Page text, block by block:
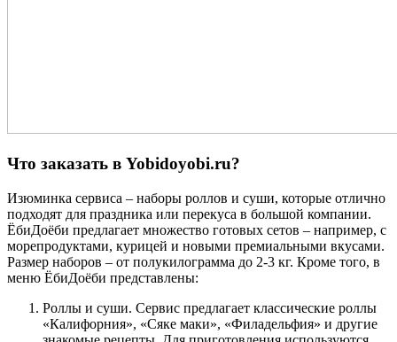
Что заказать в Yobidoyobi.ru?
Изюминка сервиса – наборы роллов и суши, которые отлично
подходят для праздника или перекуса в большой компании.
ЁбиДоёби предлагает множество готовых сетов – например, с
морепродуктами, курицей и новыми премиальными вкусами.
Размер наборов – от полукилограмма до 2-3 кг. Кроме того, в
меню ЁбиДоёби представлены:
Роллы и суши. Сервис предлагает классические роллы
«Калифорния», «Сяке маки», «Филадельфия» и другие